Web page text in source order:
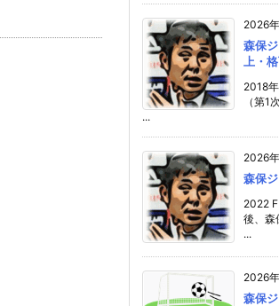
2026
森保
上・
2018
（第1
...
2026
森保
2022
後、森
...
2026
森保